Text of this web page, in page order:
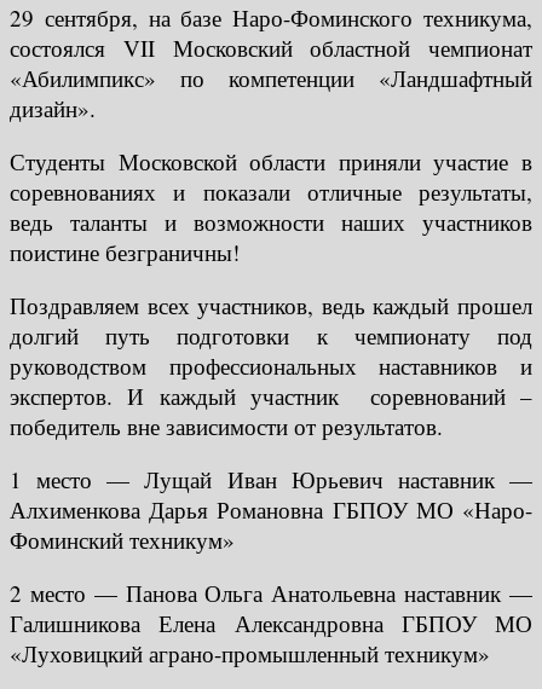
29 сентября, на базе Наро-Фоминского техникума,
состоялся VII Московский областной чемпионат
«Абилимпикс» по компетенции «Ландшафтный
дизайн».
Студенты Московской области приняли участие в
соревнованиях и показали отличные результаты,
ведь таланты и возможности наших участников
поистине безграничны!
Поздравляем всех участников, ведь каждый прошел
долгий путь подготовки к чемпионату под
руководством профессиональных наставников и
экспертов. И каждый участник соревнований –
победитель вне зависимости от результатов.
1 место — Лущай Иван Юрьевич наставник —
Алхименкова Дарья Романовна ГБПОУ МО «Наро-
Фоминский техникум»
2 место — Панова Ольга Анатольевна наставник —
Галишникова Елена Александровна ГБПОУ МО
«Луховицкий аграно-промышленный техникум»